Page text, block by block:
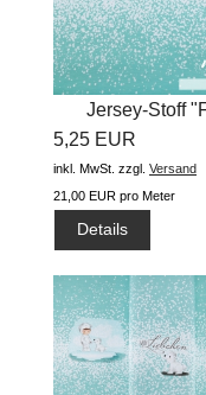
Jersey-Stoff
#mint"...
5,25 EUR
inkl. MwSt. zzgl. Versand
21,00 EUR pro Meter
Details